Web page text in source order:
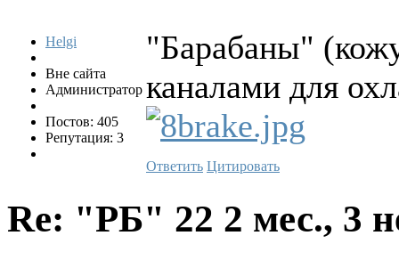
Helgi
Вне сайта
Администратор
Постов: 405
Репутация: 3
"Барабаны"
каналами для
Ответить Цитировать
Re: "РБ" 22 2 мес., 3